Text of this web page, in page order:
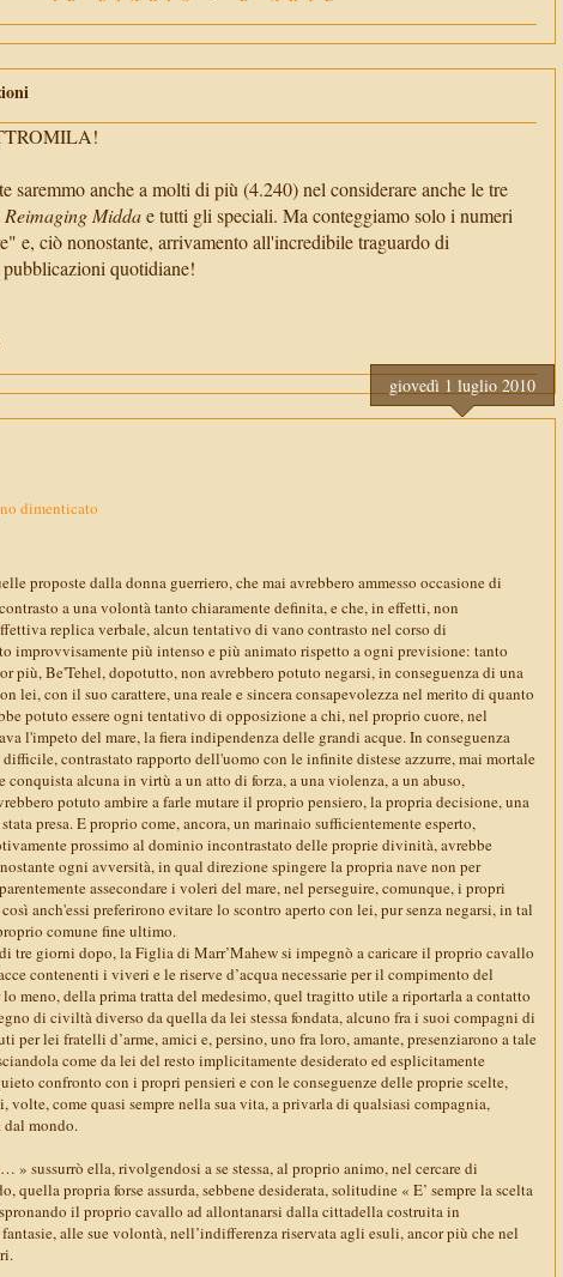
saremmo anche a molti di più (4.240) nel considerare anche le tre
Reimaging Middae tutti gli speciali. Ma conteggiamo solo i numeri
e, ciò nonostante, arrivamento all'incredibile traguardo di
quotidiane!
giovedì 1 luglio 2010
dimenticato
proposte dalla donna guerriero, che mai avrebbero ammesso occasione di
a una volontà tanto chiaramente definita, e che, in effetti, non
replica verbale, alcun tentativo di vano contrasto nel corso di
improvvisamente più intenso e più animato rispetto a ogni previsione: tanto
più, Be'Tehel, dopotutto, non avrebbero potuto negarsi, in conseguenza di una
lei, con il suo carattere, una reale e sincera consapevolezza nel merito di quanto
potuto essere ogni tentativo di opposizione a chi, nel proprio cuore, nel
l'impeto del mare, la fiera indipendenza delle grandi acque. In conseguenza
contrastato rapporto dell'uomo con le infinite distese azzurre, mai mortale
conquista alcuna in virtù a un atto di forza, a una violenza, a un abuso,
potuto ambire a farle mutare il proprio pensiero, la propria decisione, una
presa. E proprio come, ancora, un marinaio sufficientemente esperto,
prossimo al dominio incontrastato delle proprie divinità, avrebbe
ogni avversità, in qual direzione spingere la propria nave non per
assecondare i voleri del mare, nel perseguire, comunque, i propri
anch'essi preferirono evitare lo scontro aperto con lei, pur senza negarsi, in tal
comune fine ultimo.
tre giorni dopo, la Figlia di Marr’Mahew si impegnò a caricare il proprio cavallo
contenenti i viveri e le riserve d’acqua necessarie per il compimento del
meno, della prima tratta del medesimo, quel tragitto utile a riportarla a contatto
di civiltà diverso da quella da lei stessa fondata, alcuno fra i suoi compagni di
per lei fratelli d’arme, amici e, persino, uno fra loro, amante, presenziarono a tale
come da lei del resto implicitamente desiderato ed esplicitamente
confronto con i propri pensieri e con le conseguenze delle proprie scelte,
volte, come quasi sempre nella sua vita, a privarla di qualsiasi compagnia,
mondo.
» sussurrò ella, rivolgendosi a se stessa, al proprio animo, nel cercare di
quella propria forse assurda, sebbene desiderata, solitudine « E’ sempre la scelta
il proprio cavallo ad allontanarsi dalla cittadella costruita in
alle sue volontà, nell’indifferenza riservata agli esuli, ancor più che nel